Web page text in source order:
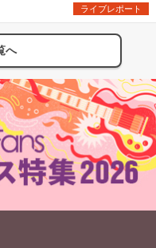
＞
ライブレポート
へ